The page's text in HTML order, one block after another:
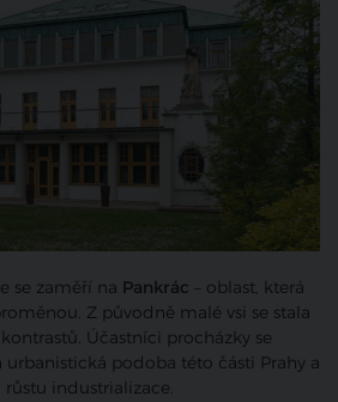
se zaměří na Pankrác – oblast, která
Z původně malé vsi se stala
Účastníci procházky se
urbanistická podoba této části Prahy a
industrializace.